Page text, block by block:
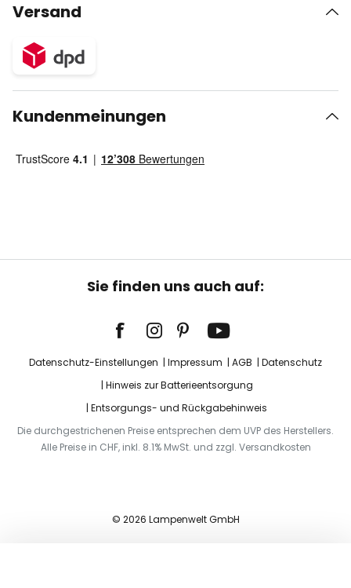
Versand
Kundenmeinungen
Sie finden uns auch auf:
Datenschutz-Einstellungen Impressum AGB
Datenschutz
Hinweis zur Batterieentsorgung
Entsorgungs- und Rückgabehinweis
Die durchgestrichenen Preise entsprechen dem UVP des Herstellers.
Alle Preise in CHF, inkl. 8.1% MwSt. und zzgl. Versandkosten
© 2026 Lampenwelt GmbH